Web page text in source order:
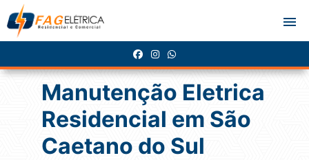
Manutenção Eletrica
Residencial em São
Caetano do Sul